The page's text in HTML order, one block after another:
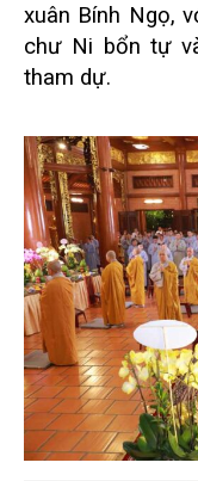
xuân Bính Ngọ,
chư Ni bổn tự
tham dự.